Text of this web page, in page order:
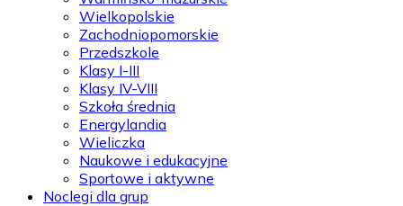
Wielkopolskie
Zachodniopomorskie
Przedszkole
Klasy I-III
Klasy IV-VIII
Szkoła średnia
Energylandia
Wieliczka
Naukowe i edukacyjne
Sportowe i aktywne
Noclegi dla grup